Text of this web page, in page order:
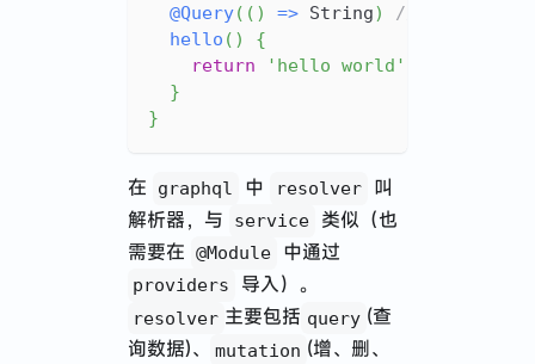
@Query( ( ) => String)
// 定义一个查
hello ( )
{
return
'hello world'
}
}
在 graphql 中 resolver
叫
解析器，与
service
类似（也
需要在 @Module 中通过
providers 导入）。
resolver 主要包括 query (查
询数据)、
mutation (增、删、